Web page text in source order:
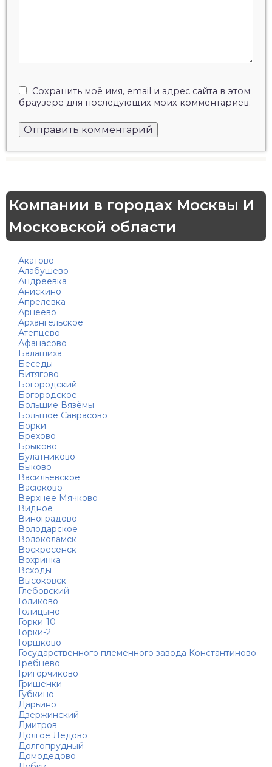
Сохранить моё имя, email и адрес сайта в этом
браузере для последующих моих комментариев.
Компании в городах Москвы И
Московской области
Акатово
Алабушево
Андреевка
Анискино
Апрелевка
Арнеево
Архангельское
Атепцево
Афанасово
Балашиха
Беседы
Битягово
Богородский
Богородское
Большие Вязёмы
Большое Саврасово
Борки
Брехово
Брыково
Булатниково
Быково
Васильевское
Васюково
Верхнее Мячково
Видное
Виноградово
Володарское
Волоколамск
Воскресенск
Вохринка
Всходы
Высоковск
Глебовский
Голиково
Голицыно
Горки-10
Горки-2
Горшково
Государственного племенного завода Константиново
Гребнево
Григорчиково
Гришенки
Губкино
Дарьино
Дзержинский
Дмитров
Долгое Лёдово
Долгопрудный
Домодедово